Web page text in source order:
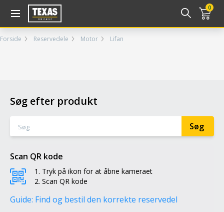
0
Forside Reservedele Motor Lifan
Søg efter produkt
Scan QR kode
Tryk på ikon for at åbne kameraet
Scan QR kode
Guide: Find og bestil den korrekte reservedel